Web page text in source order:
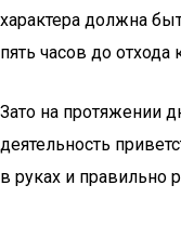
характера должна
пять часов до отхода
Зато на протяжении
деятельность
в руках и правильно